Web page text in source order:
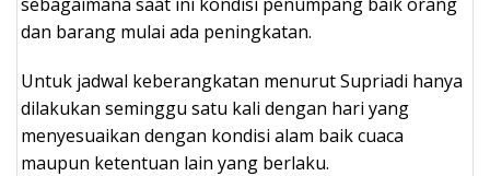
dan barang mulai ada peningkatan.
Untuk jadwal keberangkatan menurut Supriadi hanya
dilakukan seminggu satu kali dengan hari yang
menyesuaikan dengan kondisi alam baik cuaca
maupun ketentuan lain yang berlaku.